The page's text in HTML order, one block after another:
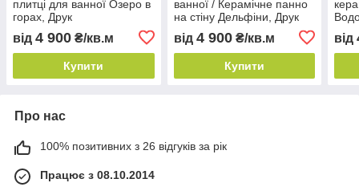
плитці для ванної Озеро в
горах, Друк
від 4 900 ₴/кв.м
Купити
ванної / Керамічне панно
на стіну Дельфіни, Друк
від 4 900₴/кв.м
Купити
від
Про нас
100% позитивних з 26 відгуків за рік
Працює з 08.10.2014